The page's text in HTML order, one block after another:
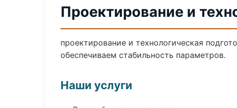
Проектирование и
проектирование и технологическая
обеспечиваем стабильность параметров.
Наши услуги